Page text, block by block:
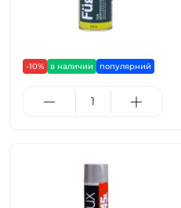
-10% в наличии популярний